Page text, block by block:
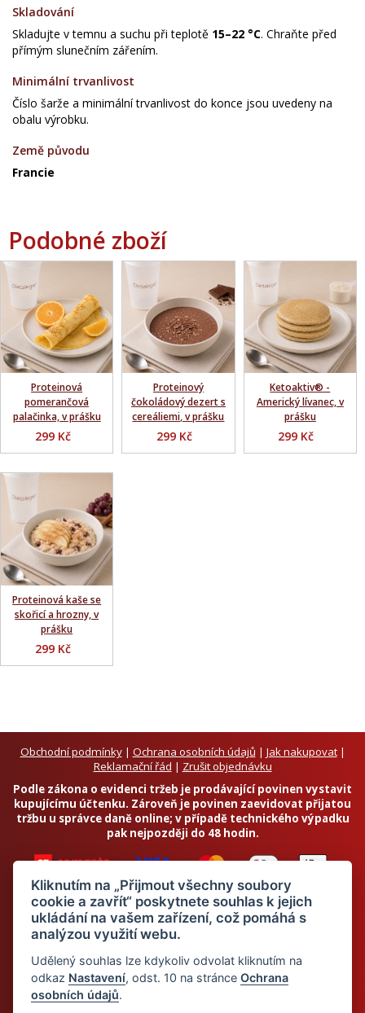
Skladování
Skladujte v temnu a suchu při teplotě 15–22 °C. Chraňte před
přímým slunečním zářením.
Minimální trvanlivost
Číslo šarže a minimální trvanlivost do konce jsou uvedeny na
obalu výrobku.
Země původu
Francie
Podobné zboží
Proteinová
pomerančová
palačinka, v prášku
299 Kč
Proteinový
čokoládový dezert s
cereáliemi, v prášku
299 Kč
Ketoaktiv® -
Americký lívanec, v
prášku
299 Kč
Proteinová kaše se
skořicí a hrozny, v
prášku
299 Kč
Obchodní podmínky| Ochrana osobních údajů | Jak nakupovat|
Reklamační řád | Zrušit objednávku
Podle zákona o evidenci tržeb je prodávající povinen vystavit
kupujícímu účtenku. Zároveň je povinen zaevidovat přijatou
tržbu u správce daně online; v případě technického výpadku
pak nejpozději do 48 hodin.
Chci odebírat newsletter
Kliknutím na „Přijmout všechny soubory
cookie a zavřít“ poskytnete souhlas k jejich
ukládání na vašem zařízení, což pomáhá s
analýzou využití webu.
Udělený souhlas lze kdykoliv odvolat kliknutím na
odkaz Nastavení, odst. 10 na stránceOchrana
osobních údajů.